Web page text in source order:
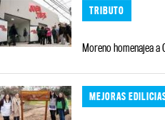
TRIBUTO
Moreno homenajea a
MEJORAS